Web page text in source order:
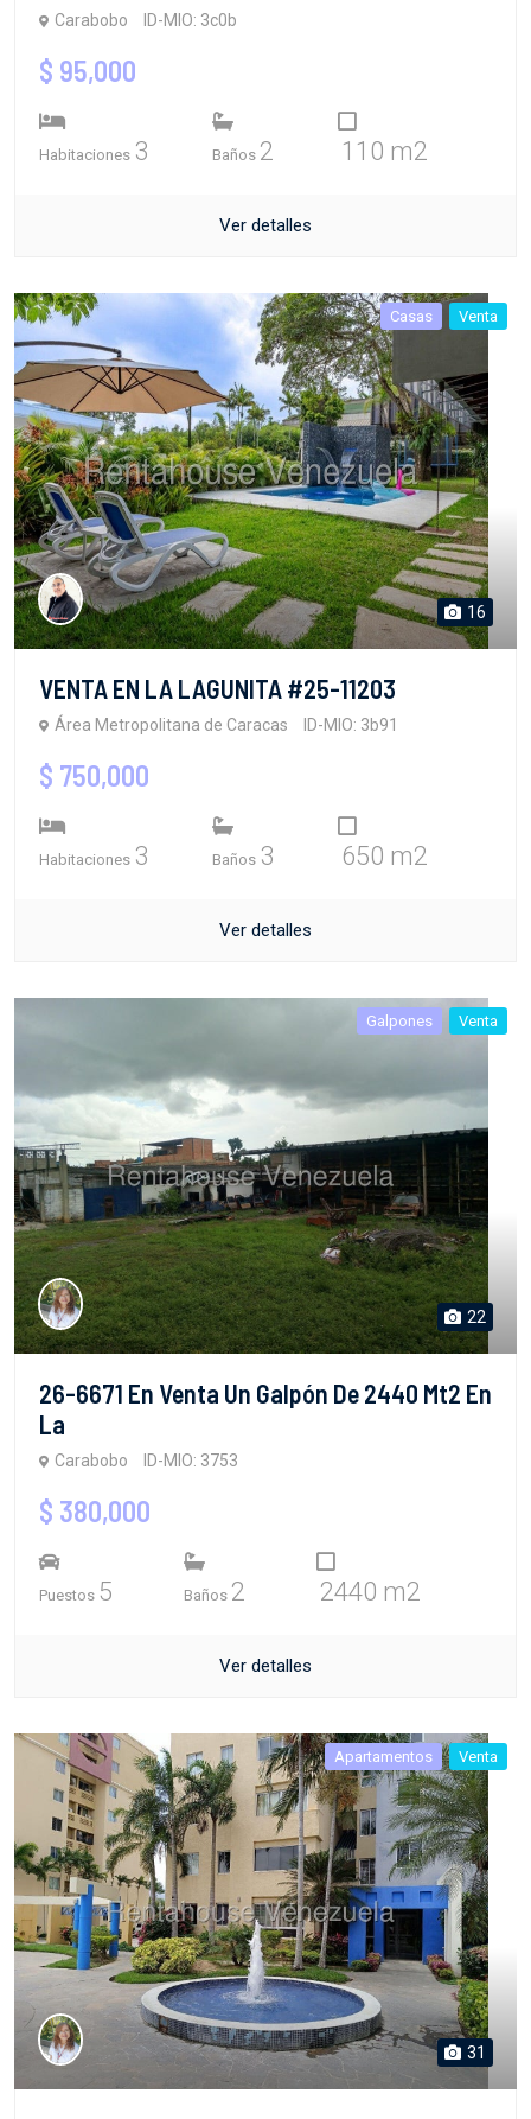
Carabobo ID-MIO: 3c0b
$ 95,000
Habitaciones 3 Baños 2 110 m2
Ver detalles
Casas Venta
16
VENTA EN LA LAGUNITA #25-11203
Área Metropolitana de Caracas ID-MIO: 3b91
$ 750,000
Habitaciones 3 Baños 3 650 m2
Ver detalles
Galpones Venta
22
26-6671 En Venta Un Galpón De 2440 Mt2 En
La
Carabobo ID-MIO: 3753
$ 380,000
Puestos 5 Baños 2 2440 m2
Ver detalles
Apartamentos Venta
31